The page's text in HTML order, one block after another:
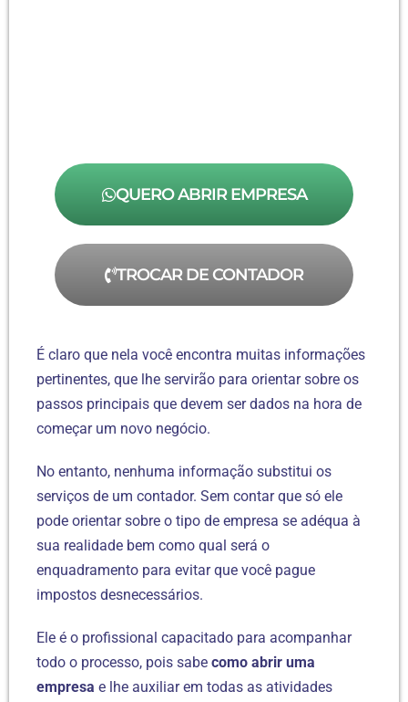
QUERO ABRIR EMPRESA
TROCAR DE CONTADOR
É claro que nela você encontra muitas informações
pertinentes, que lhe servirão para orientar sobre os
passos principais que devem ser dados na hora de
começar um novo negócio.
No entanto, nenhuma informação substitui os
serviços de um contador. Sem contar que só ele
pode orientar sobre o tipo de empresa se adéqua à
sua realidade bem como qual será o
enquadramento para evitar que você pague
impostos desnecessários.
Ele é o profissional capacitado para acompanhar
todo o processo, pois sabe como abrir uma
empresa e lhe auxiliar em todas as atividades